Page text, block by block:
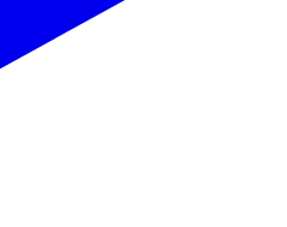
दुकान पर दो माह से राशन नहीं